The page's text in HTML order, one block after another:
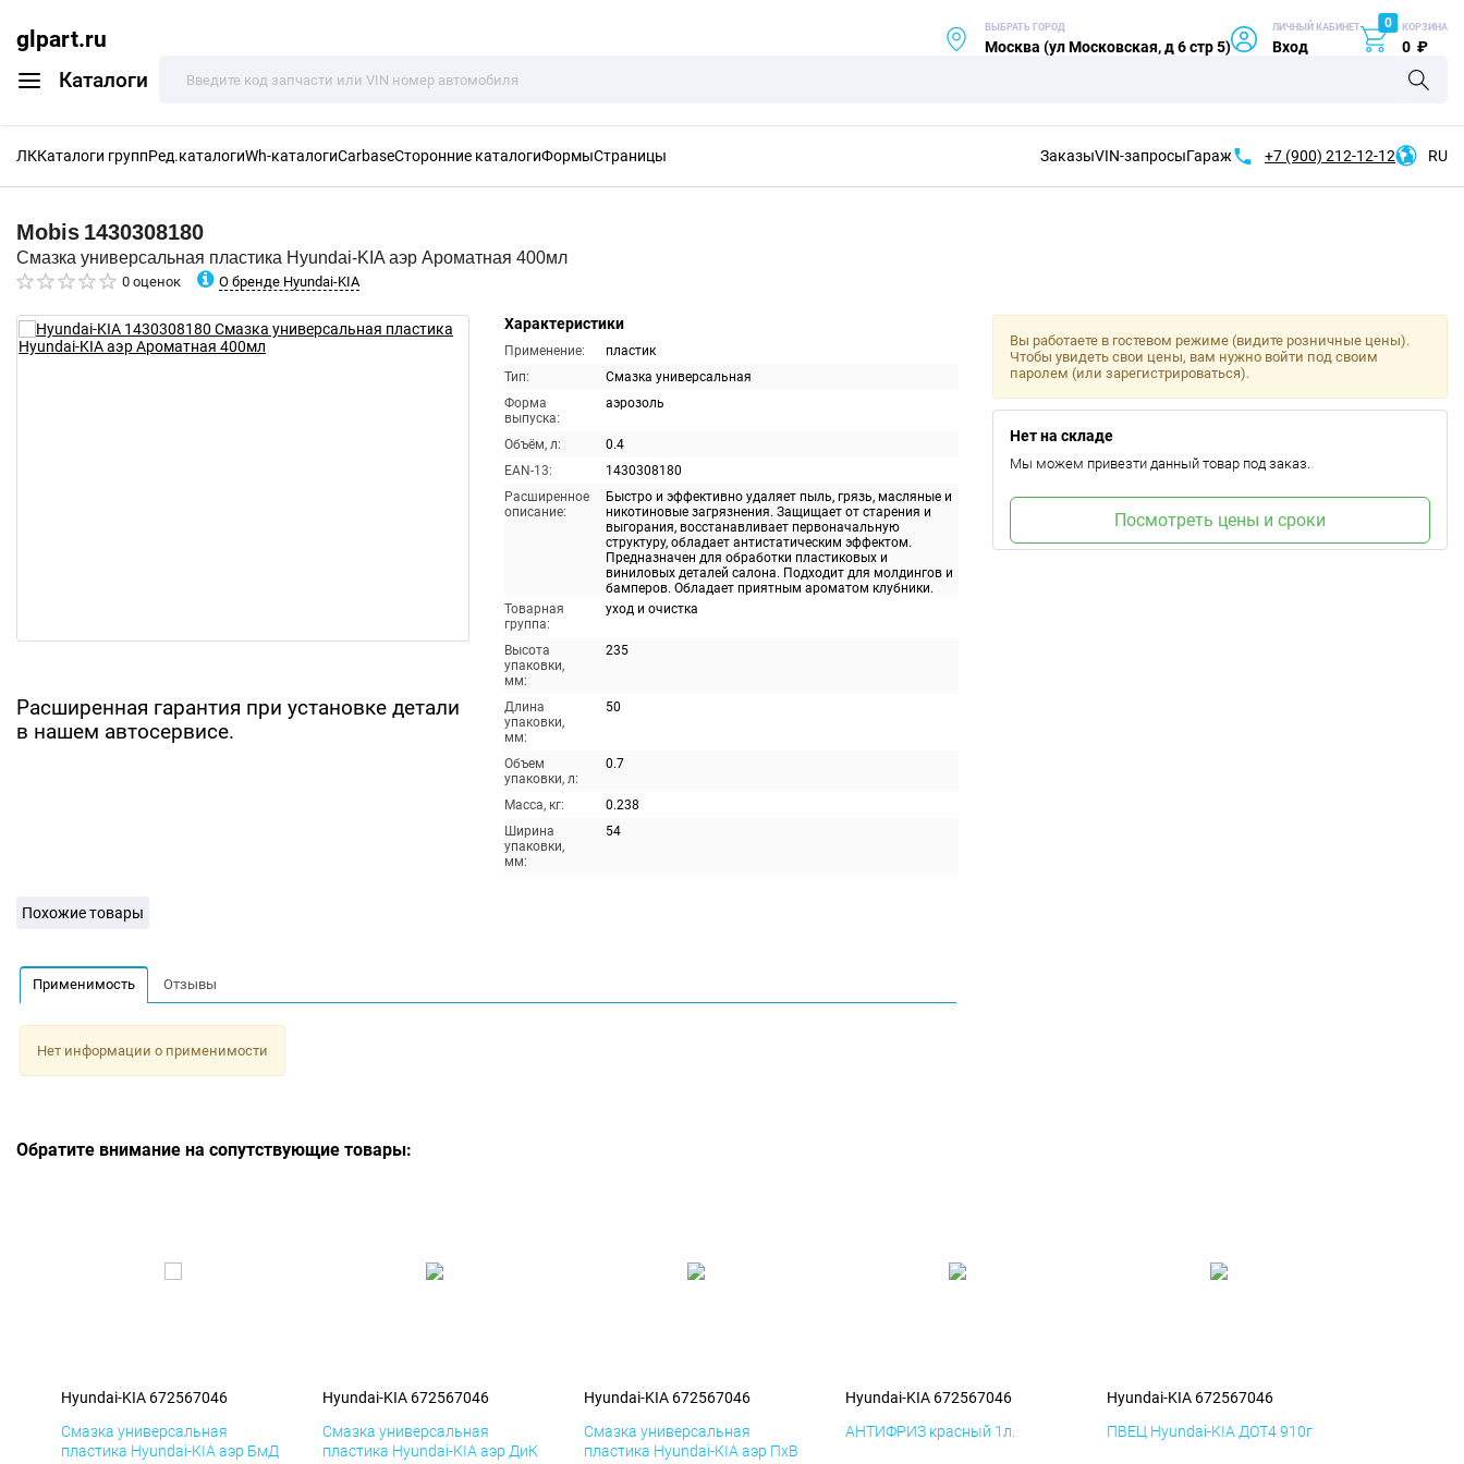
glpart.ru
Каталоги
ВЫБРАТЬ ГОРОД
Москва (ул Московская, д 6 стр 5)
ЛИЧНЫЙ КАБИНЕТ
Вход
0 КОРЗИНА
0 ₽
ЛККаталоги группРед.каталогиWh-каталогиCarbaseСторонние каталогиФормыСтраницы ЗаказыVIN-запросыГараж +7 (900) 212-12-12 RU
Mobis 1430308180
Смазка универсальная пластика Hyundai-KIA аэр Ароматная 400мл
0 оценок О бренде Hyundai-KIA
Расширенная гарантия при установке детали
в нашем автосервисе.
Характеристики
Применение:
пластик
Тип:
Смазка универсальная
Форма
выпуска:
аэрозоль
Объём, л:
0.4
EAN-13:
1430308180
Расширенное
описание:
Быстро и эффективно удаляет пыль, грязь, масляные и
никотиновые загрязнения. Защищает от старения и
выгорания, восстанавливает первоначальную
структуру, обладает антистатическим эффектом.
Предназначен для обработки пластиковых и
виниловых деталей салона. Подходит для молдингов и
бамперов. Обладает приятным ароматом клубники.
Товарная
группа:
уход и очистка
Высота
упаковки,
мм:
235
Длина
упаковки,
мм:
50
Объем
упаковки, л:
0.7
Масса, кг:
0.238
Ширина
упаковки,
мм:
54
Вы работаете в гостевом режиме (видите розничные цены).
Чтобы увидеть свои цены, вам нужно войти под своим
паролем (или зарегистрироваться).
Нет на складе
Мы можем привезти данный товар под заказ.
Посмотреть цены и сроки
Похожие товары
Применимость Отзывы
Нет информации о применимости
Обратите внимание на сопутствующие товары:
Hyundai-KIA 672567046
Смазка универсальная
пластика Hyundai-KIA аэр БмД
Hyundai-KIA 672567046
Смазка универсальная
пластика Hyundai-KIA аэр ДиК
Hyundai-KIA 672567046
Смазка универсальная
пластика Hyundai-KIA аэр ПхВ
Hyundai-KIA 672567046
АНТИФРИЗ красный 1л.
Hyundai-KIA 672567046
ПВЕЦ Hyundai-KIA ДОТ4 910г